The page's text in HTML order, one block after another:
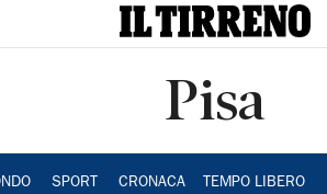
Pisa
SPORT CRONACA TEMPO LIBERO